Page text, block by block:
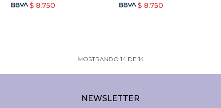
$ 8.750
$ 8.750
MOSTRANDO 14DE 14
NEWSLETTER